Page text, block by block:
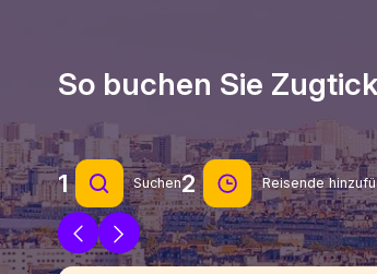
So buchen Sie
1 Suchen2 Reisende